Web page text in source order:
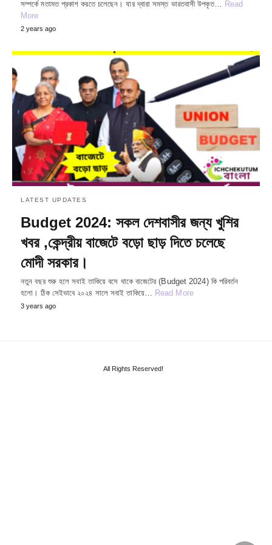
সম্পর্কে মতামত প্রকাশ করতে চলেছেন। যার দ্বারা সমস্ত ভারতবাসী উপকৃত… Read
More
2 years ago
LATEST UPDATES
Budget 2024: সকল দেশবাসীর জন্য খুশির
খবর ,কেন্দ্রীয় বাজেটে বড়ো ছাড় দিতে চলেছে
মোদী সরকার।
নতুন বছর শুরু হলে সবাই তাকিয়ে বসে থাকে বাজেটের (Budget 2024) কি পরিবর্তন
হলো। ঠিক সেইভাবে ২০২৪ সালে সবাই তাকিয়ে…
Read More
3 years ago
All Rights Reserved!